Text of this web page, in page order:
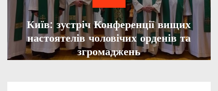
Київ: зустріч Конференції вищих
настоятелів чоловічих орденів та
згромаджень